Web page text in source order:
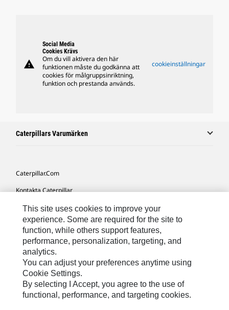
warning
Social Media
Cookies Krävs
Om du vill aktivera den här
funktionen måste du godkänna att
cookies för målgruppsinriktning,
funktion och prestanda används.
cookieinställningar
Caterpillars Varumärken
Caterpillar.com
Kontakta Caterpillar
Mina Marknadsföringspreferenser
Platskarta
Cookie Settings
Juridiskt
Sekretess
This site uses cookies to improve your
experience. Some are required for the site to
function, while others support features,
performance, personalization, targeting, and
analytics.
You can adjust your preferences anytime using
Cookie Settings.
By selecting I Accept, you agree to the use of
functional, performance, and targeting cookies.